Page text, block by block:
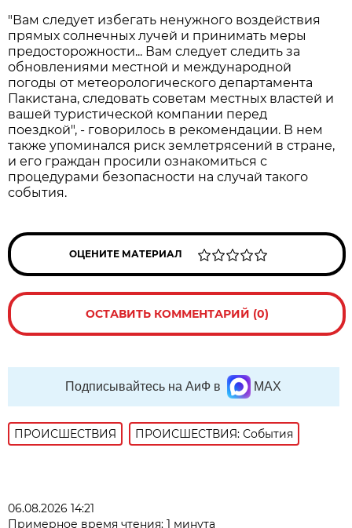
"Вам следует избегать ненужного воздействия
прямых солнечных лучей и принимать меры
предосторожности... Вам следует следить за
обновлениями местной и международной
погоды от метеорологического департамента
Пакистана, следовать советам местных властей и
вашей туристической компании перед
поездкой", - говорилось в рекомендации. В нем
также упоминался риск землетрясений в стране,
и его граждан просили ознакомиться с
процедурами безопасности на случай такого
события.
ОЦЕНИТЕ МАТЕРИАЛ
ОСТАВИТЬ КОММЕНТАРИЙ (0)
Подписывайтесь на АиФ в MAX
ПРОИСШЕСТВИЯ ПРОИСШЕСТВИЯ: События
06.08.2026 14:21
Примерное время чтения: 1 минута